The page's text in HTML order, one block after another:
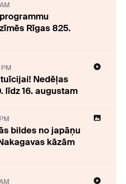
Rīgas 825.
Nedēļas
līdz 16. augustam
bildes no japāņu
kāzām